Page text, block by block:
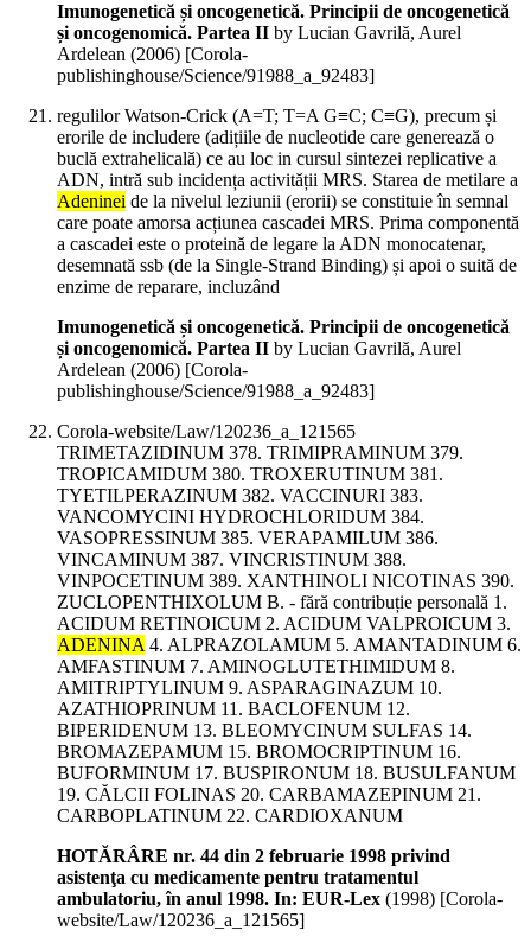
Imunogenetică și oncogenetică. Principii de oncogenetică
și oncogenomică. Partea II by Lucian Gavrilă, Aurel
Ardelean (2006) [Corola-
publishinghouse/Science/91988_a_92483]
regulilor Watson-Crick (A=T; T=A G≡C; C≡G), precum și
erorile de includere (adițiile de nucleotide care generează o
buclă extrahelicală) ce au loc in cursul sintezei replicative a
ADN, intră sub incidența activității MRS. Starea de metilare a
Adeninei de la nivelul leziunii (erorii) se constituie în semnal
care poate amorsa acțiunea cascadei MRS. Prima componentă
a cascadei este o proteină de legare la ADN monocatenar,
desemnată ssb (de la Single-Strand Binding) și apoi o suită de
enzime de reparare, incluzând
Imunogenetică și oncogenetică. Principii de oncogenetică
și oncogenomică. Partea II by Lucian Gavrilă, Aurel
Ardelean (2006) [Corola-
publishinghouse/Science/91988_a_92483]
Corola-website/Law/120236_a_121565
TRIMETAZIDINUM 378. TRIMIPRAMINUM 379.
TROPICAMIDUM 380. TROXERUTINUM 381.
TYETILPERAZINUM 382. VACCINURI 383.
VANCOMYCINI HYDROCHLORIDUM 384.
VASOPRESSINUM 385. VERAPAMILUM 386.
VINCAMINUM 387. VINCRISTINUM 388.
VINPOCETINUM 389. XANTHINOLI NICOTINAS 390.
ZUCLOPENTHIXOLUM B. - fără contribuție personală 1.
ACIDUM RETINOICUM 2. ACIDUM VALPROICUM 3.
ADENINA4. ALPRAZOLAMUM 5. AMANTADINUM 6.
AMFASTINUM 7. AMINOGLUTETHIMIDUM 8.
AMITRIPTYLINUM 9. ASPARAGINAZUM 10.
AZATHIOPRINUM 11. BACLOFENUM 12.
BIPERIDENUM 13. BLEOMYCINUM SULFAS 14.
BROMAZEPAMUM 15. BROMOCRIPTINUM 16.
BUFORMINUM 17. BUSPIRONUM 18. BUSULFANUM
19. CĂLCII FOLINAS 20. CARBAMAZEPINUM 21.
CARBOPLATINUM 22. CARDIOXANUM
HOTĂRÂRE nr. 44 din 2 februarie 1998 privind
asistenţa cu medicamente pentru tratamentul
ambulatoriu, în anul 1998. In: EUR-Lex (1998) [Corola-
website/Law/120236_a_121565]